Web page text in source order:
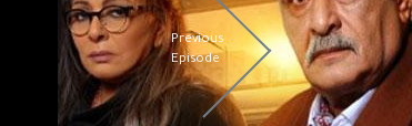
Previous
Episode